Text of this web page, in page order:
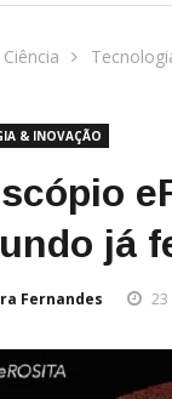
Ciência
& INOVAÇÃO
já
Fernandes 23